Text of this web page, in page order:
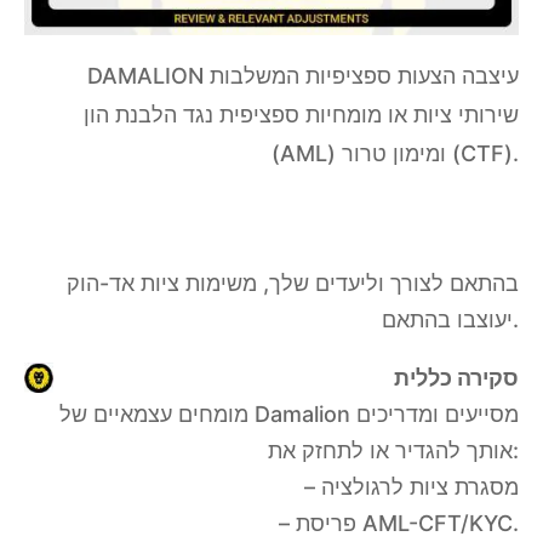
DAMALION עיצבה הצעות ספציפיות המשלבות
שירותי ציות או מומחיות ספציפית נגד הלבנת הון
(AML) ומימון טרור (CTF).
בהתאם לצורך וליעדים שלך, משימות ציות אד-הוק
יעוצבו בהתאם.
סקירה כללית
מומחים עצמאיים של Damalion מסייעים ומדריכים
אותך להגדיר או לתחזק את:
– מסגרת ציות לרגולציה
– פריסת AML-CFT/KYC.